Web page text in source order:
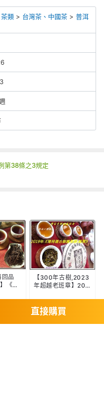
茶類 > 台灣茶、中國茶 > 普洱
第38條之3規定
或動物產品等應施檢疫物輸入我
有期徒刑，得併科新臺幣三百
或代理人未依規定申請檢疫
元以下罰鍰，並得按次處罰。
疫物。
第三十四條第三項規定，未將
出入動物檢疫機關銷燬者，處新
。
聯絡或轉帳匯款」是常見的詐
之賣家，應遵守消費者保護法
商品時，應維持商品之原狀，
品
《6
去的
比老
星
【300年古樹,2023
年超越老班章】201
樹圓茶餅》357g—A
ND筒外2餅滿天星茶
油！
4,800
直接購買